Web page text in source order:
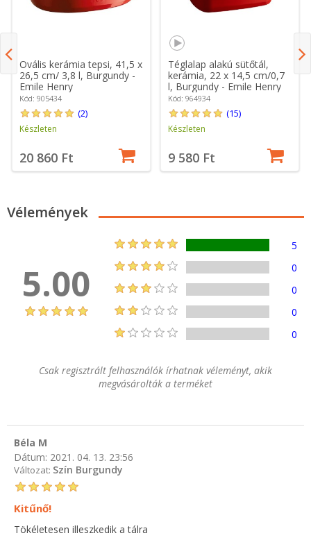
Ovális kerámia tepsi, 41,5 x
26,5 cm/ 3,8 l, Burgundy -
Emile Henry
Kód: 905434
(2)
Készleten
20 860 Ft
Téglalap alakú sütőtál,
kerámia, 22 x 14,5 cm/0,7
l, Burgundy - Emile Henry
Kód: 964934
(15)
Készleten
9 580 Ft
Vélemények
5.00
5
0
0
0
0
Csak regisztrált felhasználók írhatnak véleményt, akik
megvásárolták a terméket
Béla M
Dátum: 2021. 04. 13. 23:56
Változat: Szín Burgundy
Kitűnő!
Tökéletesen illeszkedik a tálra